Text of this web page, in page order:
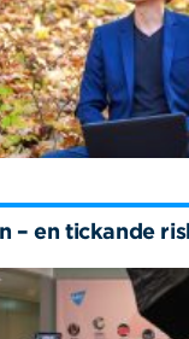
– en tickande